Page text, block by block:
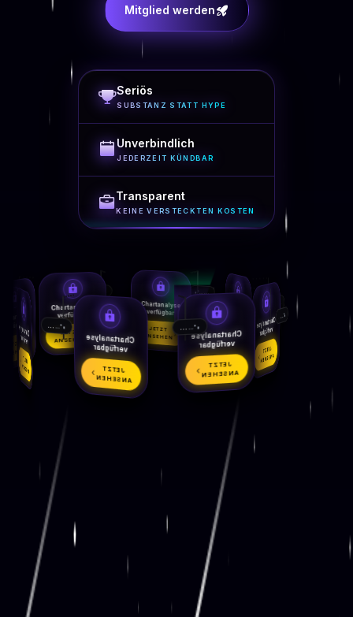
Mitglied werden
Seriös
SUBSTANZ STATT HYPE
Unverbindlich
JEDERZEIT KÜNDBAR
Transparent
KEINE VERSTECKTEN KOSTEN
Chartanalyse
verfügbar
JETZT
ANSEHEN
......%
Chartanalyse
verfügbar
JETZT
ANSEHEN
... ...% Chartanalyse
verfügbar
JETZT
ANSEHEN
...%
JETZT
ANSEHEN
Chartanalyse
verfügbar
JETZT
ANSEHEN
...
Chartanalyse
verfügbar
JETZT
ANSEHEN
Chartanalyse
verfügbar
JETZT
ANSEHEN
Chartanalyse
verfügbar
JETZT
ANSEHEN